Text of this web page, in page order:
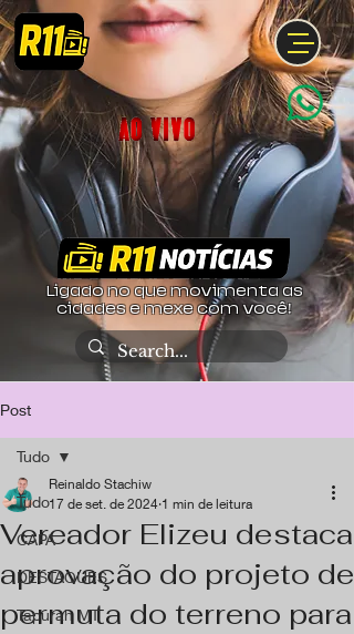
Ligado no que movimenta as
cidades e mexe com você!
Post
Tudo
CAPA
DESTAQUES
Tapurah MT
Tudo
Vereador Elizeu destaca
aprovação do projeto de
permuta do terreno para
Reinaldo Stachiw
17 de set. de 2024 1 min de leitura